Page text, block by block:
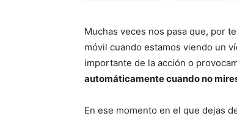
Muchas veces nos pasa que, por
móvil cuando estamos viendo un
importante de la acción o
automáticamente cuando no
En ese momento en el que dejas